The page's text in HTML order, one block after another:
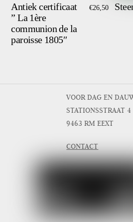
Antiek certificaat
” La 1ère
communion de la
paroisse 1805″
€26,50
VOOR DAG EN
STATIONSSTRAAT 4
9463 RM EEXT
CONTACT